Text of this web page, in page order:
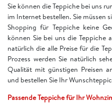
Sie können die Teppiche bei uns
im Internet bestellen. Sie müssen
Shopping für Teppiche keine
können Sie bei uns die Teppiche
natürlich die alle Preise für die
Prozess werden Sie natürlich
Qualität mit günstigen Preisen
und bestellen Sie Ihr
Passende Teppiche für Ihr